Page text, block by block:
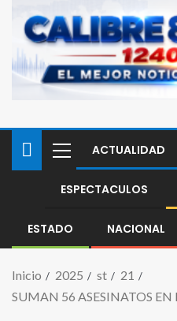
ACTUALIDAD
ESPECTACULOS
ESTADO NACIONAL
Inicio 2025 st
21
SUMAN 56 ASESINATOS EN